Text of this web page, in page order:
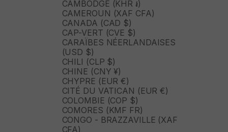
CAMBODGE (KHR ៛)
CAMEROUN (XAF CFA)
CANADA (CAD $)
CAP-VERT (CVE $)
CARAÏBES NÉERLANDAISES
(USD $)
CHILI (CLP $)
CHINE (CNY ¥)
CHYPRE (EUR €)
CITÉ DU VATICAN (EUR €)
COLOMBIE (COP $)
COMORES (KMF FR)
CONGO - BRAZZAVILLE (XAF
CFA)